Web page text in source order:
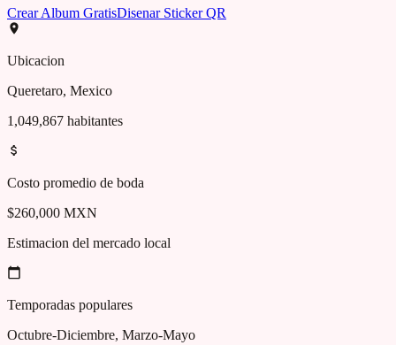
Crear Album GratisDisenar Sticker QR
Ubicacion
Queretaro, Mexico
1,049,867 habitantes
Costo promedio de boda
$260,000 MXN
Estimacion del mercado local
Temporadas populares
Octubre-Diciembre, Marzo-Mayo